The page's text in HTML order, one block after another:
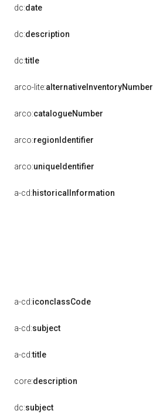
dc:date
dc:description
dc:title
arco-lite:alternativeInventoryNumber
arco:catalogueNumber
arco:regionIdentifier
arco:uniqueIdentifier
a-cd:historicalInformation
a-cd:iconclassCode
a-cd:subject
a-cd:title
core:description
dc:subject